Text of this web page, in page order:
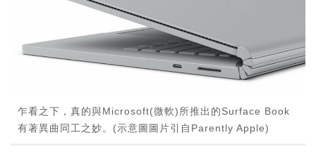
乍看之下，真的與Microsoft(微軟)所推出的Surface Book
有著異曲同工之妙。(示意圖圖片引自Parently Apple)